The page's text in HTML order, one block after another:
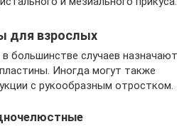
для взрослых
большинстве случаев назначают
Иногда могут также
с рукообразным отростком.